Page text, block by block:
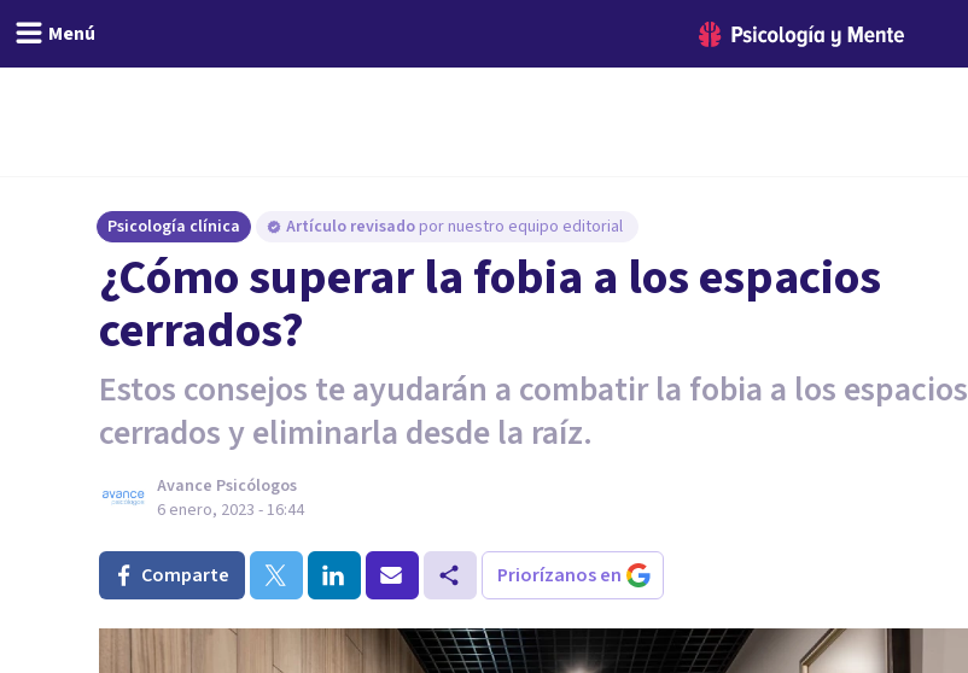
Menú
Psicología clínica Artículo revisado por nuestro equipo editorial
¿Cómo superar la fobia a los espacios
cerrados?
Estos consejos te ayudarán a combatir la fobia a los espacios
cerrados y eliminarla desde la raíz.
Avance Psicólogos
6 enero, 2023 - 16:44
Comparte Priorízanos en